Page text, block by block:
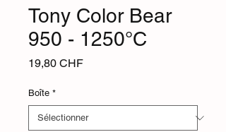
Tony Color Bear
950 - 1250°C
19,80 CHFPrix
Boîte *